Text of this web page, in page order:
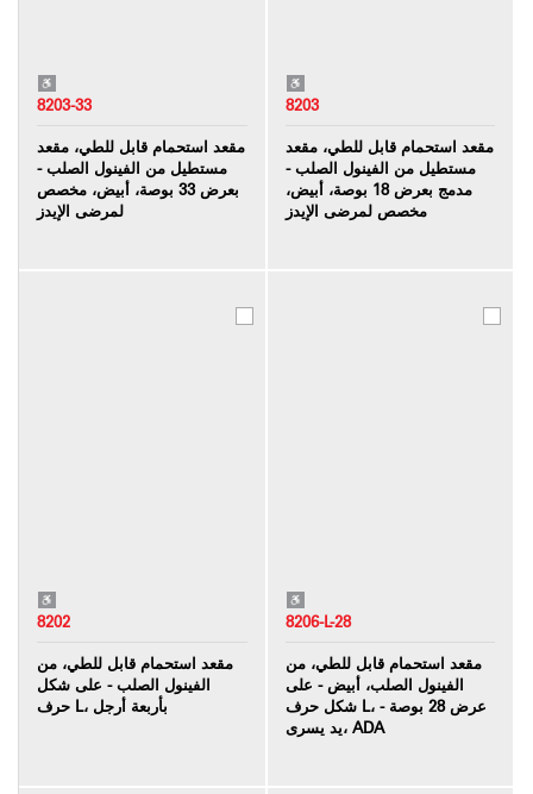
8203-33
مقعد استحمام قابل للطي، مقعد
مستطيل من الفينول الصلب -
بعرض 33 بوصة، أبيض، مخصص
لمرضى الإيدز
8203
مقعد استحمام قابل للطي، مقعد
مستطيل من الفينول الصلب -
مدمج بعرض 18 بوصة، أبيض،
مخصص لمرضى الإيدز
8202
مقعد استحمام قابل للطي، من
الفينول الصلب - على شكل
حرف L، بأربعة أرجل
8206-L-28
مقعد استحمام قابل للطي، من
الفينول الصلب، أبيض - على
شكل حرف L، عرض 28 بوصة -
يد يسرى، ADA